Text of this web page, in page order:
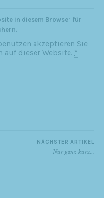
in diesem Browser für
akzeptieren Sie
auf dieser Website. *
NÄCHSTER ARTIKEL
Nur ganz kurz…